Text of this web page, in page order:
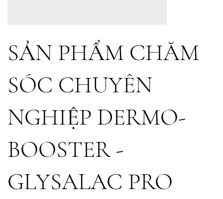
SẢN PHẨM CHĂM
SÓC CHUYÊN
NGHIỆP DERMO-
BOOSTER -
GLYSALAC PRO